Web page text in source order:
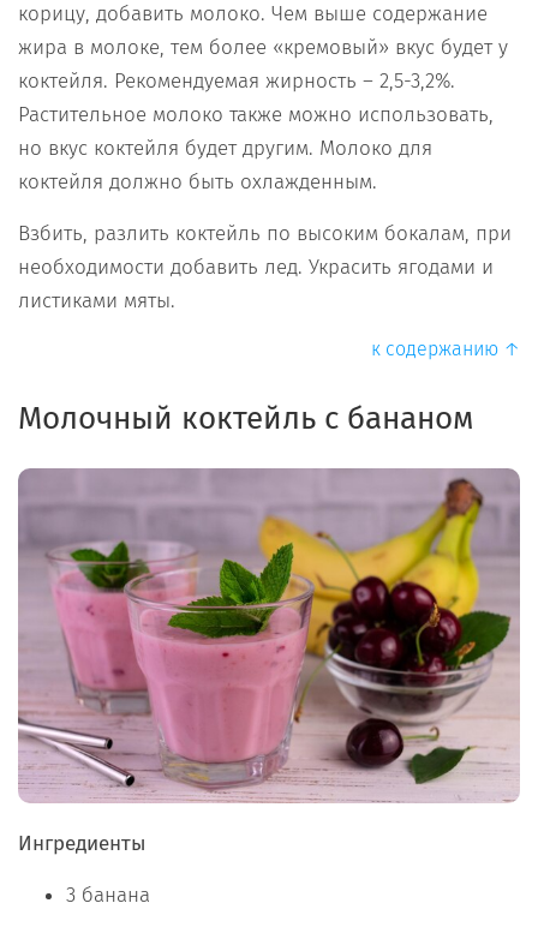
корицу, добавить молоко. Чем выше содержание
жира в молоке, тем более «кремовый» вкус будет у
коктейля. Рекомендуемая жирность – 2,5-3,2%.
Растительное молоко также можно использовать,
но вкус коктейля будет другим. Молоко для
коктейля должно быть охлажденным.
Взбить, разлить коктейль по высоким бокалам, при
необходимости добавить лед. Украсить ягодами и
листиками мяты.
к содержанию ↑
Молочный коктейль с бананом
Ингредиенты
3 банана